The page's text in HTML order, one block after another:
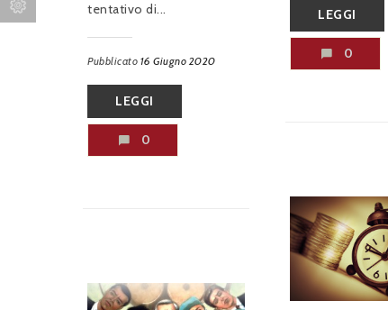
LEGGI
0
tentativo di...
Pubblicato 16 Giugno 2020
LEGGI
0